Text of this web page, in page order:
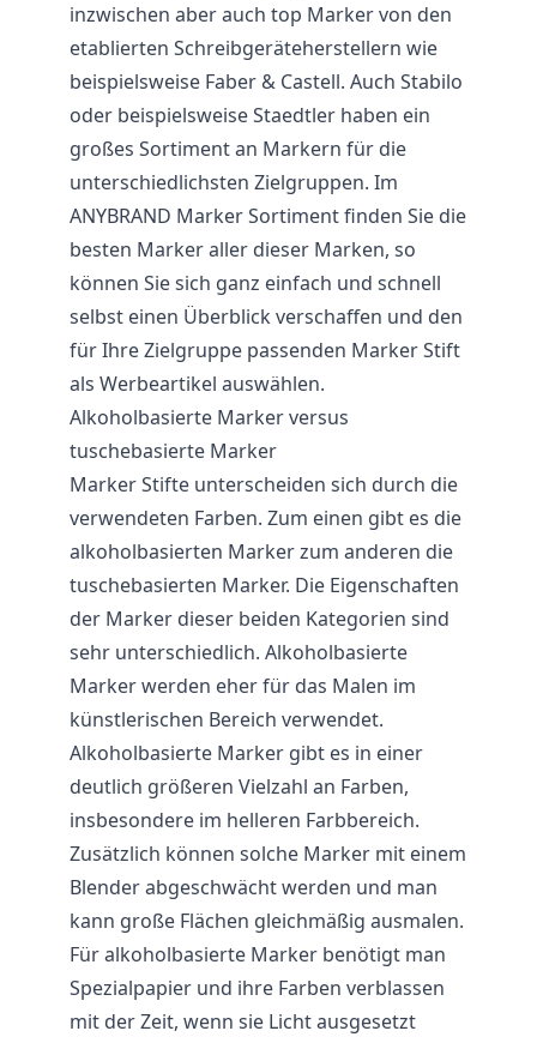
inzwischen aber auch top Marker von den
etablierten Schreibgeräteherstellern wie
beispielsweise Faber & Castell. Auch Stabilo
oder beispielsweise Staedtler haben ein
großes Sortiment an Markern für die
unterschiedlichsten Zielgruppen. Im
ANYBRAND Marker Sortiment finden Sie die
besten Marker aller dieser Marken, so
können Sie sich ganz einfach und schnell
selbst einen Überblick verschaffen und den
für Ihre Zielgruppe passenden Marker Stift
als Werbeartikel auswählen.
Alkoholbasierte Marker versus
tuschebasierte Marker
Marker Stifte unterscheiden sich durch die
verwendeten Farben. Zum einen gibt es die
alkoholbasierten Marker zum anderen die
tuschebasierten Marker. Die Eigenschaften
der Marker dieser beiden Kategorien sind
sehr unterschiedlich. Alkoholbasierte
Marker werden eher für das Malen im
künstlerischen Bereich verwendet.
Alkoholbasierte Marker gibt es in einer
deutlich größeren Vielzahl an Farben,
insbesondere im helleren Farbbereich.
Zusätzlich können solche Marker mit einem
Blender abgeschwächt werden und man
kann große Flächen gleichmäßig ausmalen.
Für alkoholbasierte Marker benötigt man
Spezialpapier und ihre Farben verblassen
mit der Zeit, wenn sie Licht ausgesetzt